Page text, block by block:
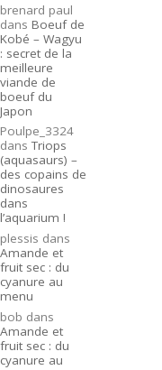
brenard paul
dans Boeuf de
Kobé – Wagyu
: secret de la
meilleure
viande de
boeuf du
Japon
Poulpe_3324
dansTriops
(aquasaurs) –
des copains de
dinosaures
dans
l’aquarium !
plessis dans
Amande et
fruit sec : du
cyanure au
menu
bob dans
Amande et
fruit sec : du
cyanure au